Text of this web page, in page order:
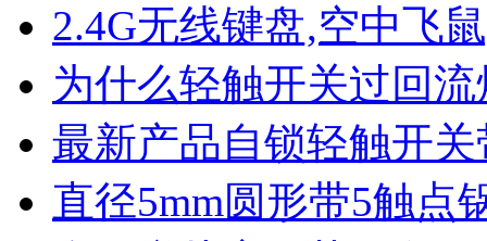
2.4G无线键盘,空中飞
为什么轻触开关过回流
最新产品自锁轻触开
直径5mm圆形带5触点